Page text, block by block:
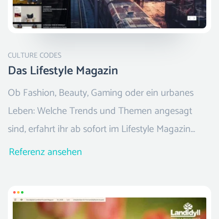
CULTURE CODES
Das Lifestyle Magazin
Ob Fashion, Beauty, Gaming oder ein urbanes
Leben: Welche Trends und Themen angesagt
sind, erfahrt ihr ab sofort im Lifestyle Magazin
CULTURE CODES.
Referenz ansehen